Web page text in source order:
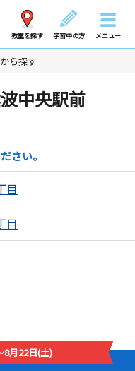
教室を探す 学習中の方 メニュー
ら探す
中央駅前
さい。
目
目
8月22日(土)